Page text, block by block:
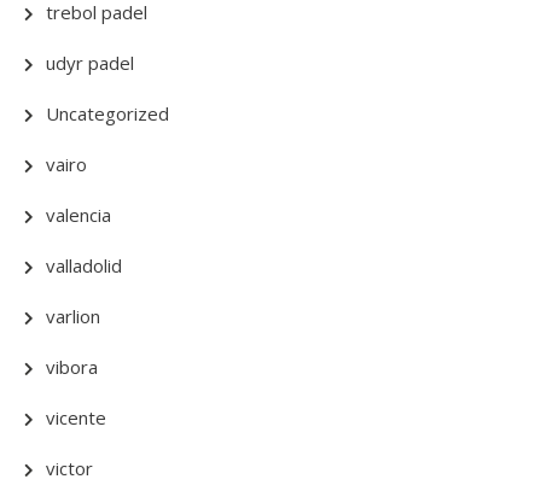
trebol padel
udyr padel
Uncategorized
vairo
valencia
valladolid
varlion
vibora
vicente
victor